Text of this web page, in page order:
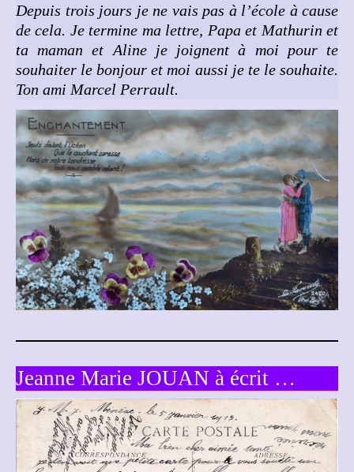
Depuis trois jours je ne vais pas à l’école à cause
de cela. Je termine ma lettre, Papa et Mathurin et
ta maman et Aline je joignent à moi pour te
souhaiter le bonjour et moi aussi je te le souhaite.
Ton ami Marcel Perrault.
Jeanne Marie JOUAN à écrit …